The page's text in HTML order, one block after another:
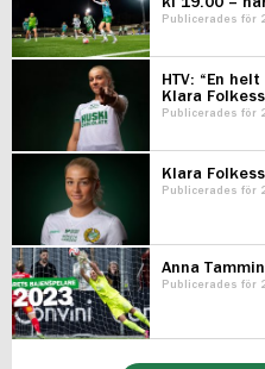
Publicerades för
HTV: “En
Klara
Publicerades för
Klara
Publicerades för
Anna
Publicerades för